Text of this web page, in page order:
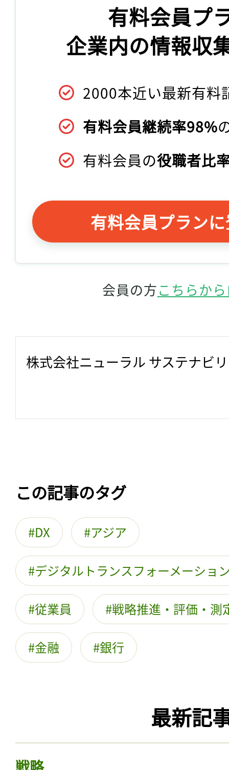
有料会員プ
企業内の情報収
2000本近い最新有料
有料会員継続率98%
有料会員の役職者比
有料会員プラン
会員の方こちらか
株式会社ニューラル サステナビ
この記事のタグ
DX アジア
デジタルトランスフォーメーショ
従業員 戦略推進・評価・測
金融 銀行
最新記